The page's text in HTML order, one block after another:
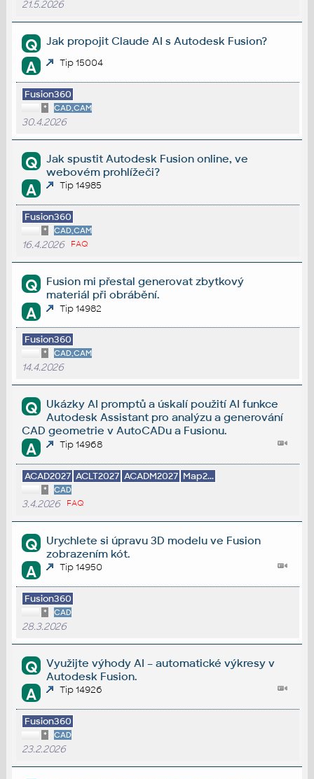
21.5.2026
Q Jak propojit Claude AI s Autodesk Fusion?
A Tip 15004
Fusion360
* CAD,CAM
30.4.2026
Q
Jak spustit Autodesk Fusion online, ve
webovém prohlížeči?
A Tip 14985
Fusion360
* CAD,CAM
16.4.2026 FAQ
Q
Fusion mi přestal generovat zbytkový
materiál při obrábění.
A Tip 14982
Fusion360
* CAD,CAM
14.4.2026
Q
Ukázky AI promptů a úskalí použití AI funkce
Autodesk Assistant pro analýzu a generování
CAD geometrie v AutoCADu a Fusionu.
A Tip 14968
ACAD2027 ACLT2027 ACADM2027 Map2...
* CAD
3.4.2026 FAQ
Q
Urychlete si úpravu 3D modelu ve Fusion
zobrazením kót.
A Tip 14950
Fusion360
* CAD
28.3.2026
Q
Využijte výhody AI – automatické výkresy v
Autodesk Fusion.
A Tip 14926
Fusion360
* CAD
23.2.2026